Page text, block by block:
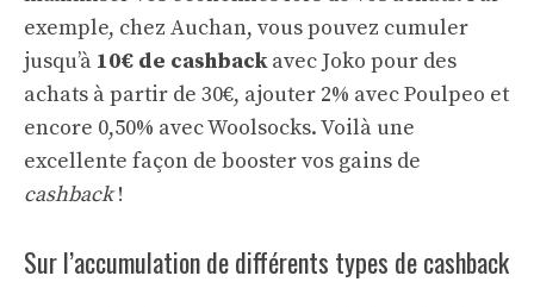
exemple, chez Auchan, vous pouvez cumuler
jusqu’à 10€ de cashbackavec Joko pour des
achats à partir de 30€, ajouter 2% avec Poulpeo et
encore 0,50% avec Woolsocks. Voilà une
excellente façon de booster vos gains de
cashback!
Sur l’accumulation de différents types de cashback